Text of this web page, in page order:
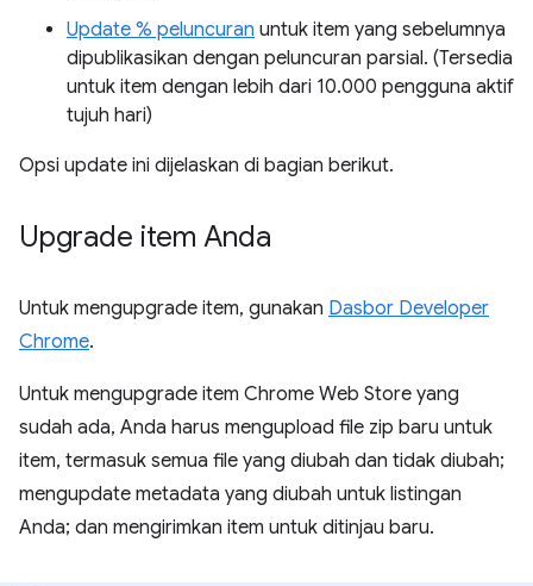
Update % peluncuran untuk item yang sebelumnya
dipublikasikan dengan peluncuran parsial. (Tersedia
untuk item dengan lebih dari 10.000 pengguna aktif
tujuh hari)
Opsi update ini dijelaskan di bagian berikut.
Upgrade item Anda
Untuk mengupgrade item, gunakan Dasbor Developer
Chrome.
Untuk mengupgrade item Chrome Web Store yang
sudah ada, Anda harus mengupload file zip baru untuk
item, termasuk semua file yang diubah dan tidak diubah;
mengupdate metadata yang diubah untuk listingan
Anda; dan mengirimkan item untuk ditinjau baru.